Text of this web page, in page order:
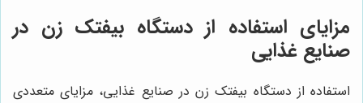
مزایای استفاده از دستگاه بیفتک زن در
صنایع غذایی
استفاده از دستگاه بیفتک زن در صنایع غذایی، مزایای متعددی